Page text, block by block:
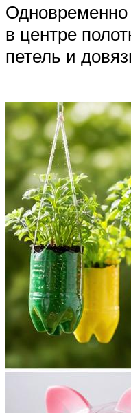
в центре
петель и